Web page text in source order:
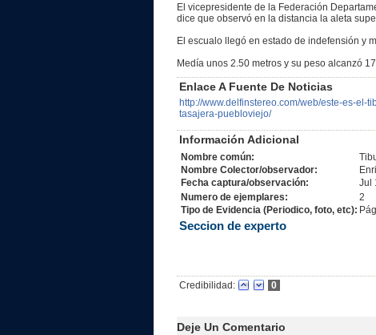
El vicepresidente de la Federación
dice que observó en la distancia la aleta
El escualo llegó en estado de indefensión y
Medía unos 2.50 metros y su peso alcanzó
Enlace A Fuente De Noticias
http://www.delfinstereo.com/web/este-es-
tasajera-puebloviejo/
Información Adicional
Nombre común:
Nombre Colector/observador:
Fecha captura/observación:
Jul
Numero de ejemplares:
2
Tipo de Evidencia (Periodico, foto, etc):
Seccion de experto
Credibilidad: 0
Deje Un Comentario